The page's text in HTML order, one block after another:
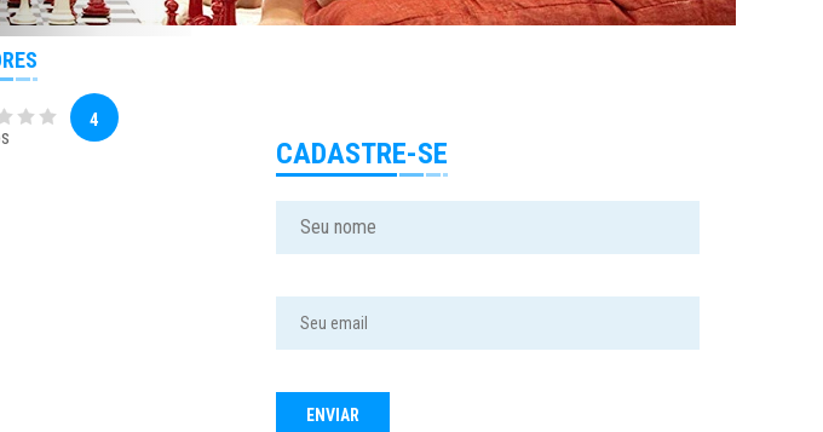
4
CADASTRE-SE